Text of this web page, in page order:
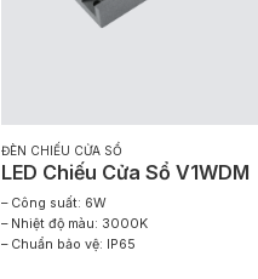
ĐÈN CHIẾU CỬA SỔ
LED Chiếu Cửa Sổ V1WDM
– Công suất: 6W
– Nhiệt độ màu: 3000K
– Chuẩn bảo vệ: IP65